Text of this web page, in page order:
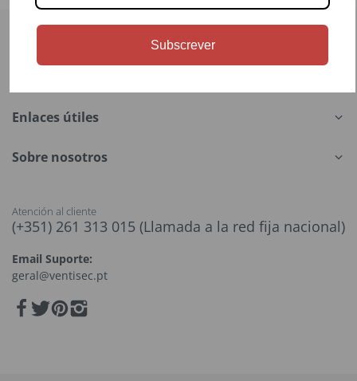
Enlaces útiles
Sobre nosotros
Atención al cliente
(+351) 261 313 015 (Llamada a la red fija nacional)
Email Suporte:
geral@ventisec.pt
Subscrever